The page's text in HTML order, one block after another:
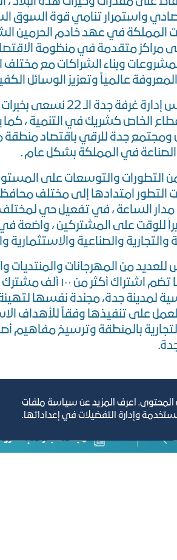
واستمرار تنامي قوة السوق
المملكة في عهد خادم الحرمين
مراكز متقدمة في منظومة
وبناء الشراكات مع
عالمياً وتعزيز الوسائل
واليوم ونحن في دورة
الخاص كشريك في التنمية ،
ومجتمع جدة للرقي باقتصاد
في المملكة بشكل عام .
والتوسعات على
التطور امتدادها إلى مختلف
الساعة ، في تفعيل حي لمختلف
للوقت على المشتركين ، واضعة
والصناعية والاستثمارية
للعديد من المهرجانات والمنتديات
والفعاليات طوال
لمدينة جدة، مجندة نفسها
على تنفيذها وفقاً للأهداف
بالمنطقة وترسيخ مفاهيم
مجلة التجارة
المحتوى. اعرف المزيد عن سياسة ملفات
وإدارة التفضيلات في إعداداتها.